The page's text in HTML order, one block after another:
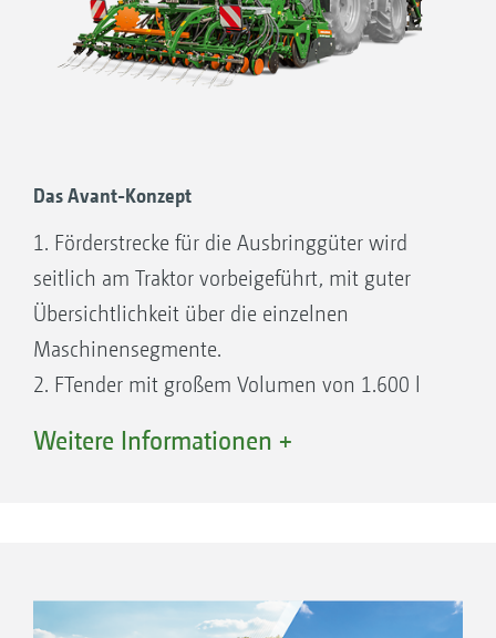
Arbeitsbreiten von bis zu 6 m. Schnelles
Drehen am Vorgewende ist kein Problem!
Bodenschonung – das Gewicht der Maschine
Achsen des Traktors verteilt. Die
Bodenverdichtung wird so minimiert!
Präzise Saat in nur einer Überfahrt für
wirtschaftliches Arbeiten mit Avant.
Das Avant-Konzept
1. Förderstrecke für die Ausbringgüter wird
seitlich am Traktor vorbeigeführt, mit guter
Übersichtlichkeit über die einzelnen
Maschinensegmente.
2. FTender mit großem Volumen von 1.600 l
Teilung für das Ausbringen von Dünger oder
Heckeinheit optimal verteilt ist.
4. Bodenbearbeitungsmaschinen mit
Weitere Informationen +